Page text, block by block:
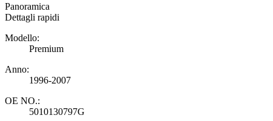
Panoramica
Dettagli rapidi
Modello:
Premium
Anno:
1996-2007
OE NO.:
5010130797G